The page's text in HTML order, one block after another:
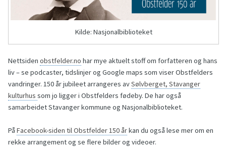
Kilde: Nasjonalbiblioteket
Nettsiden obstfelder.no har mye aktuelt stoff om forfatteren og hans
liv – se podcaster, tidslinjer og Google maps som viser Obstfelders
vandringer. 150 år jubileet arrangeres avSølvberget, Stavanger
kulturhus som jo ligger i Obstfelders fødeby. De har også
samarbeidet Stavanger kommune og Nasjonalbiblioteket.
På Facebook-siden til Obstfelder 150 årkan du også lese mer om en
rekke arrangement og se flere bilder og videoer.